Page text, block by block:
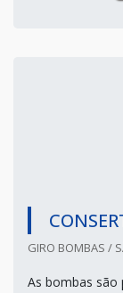
GIRO BOMBAS /
As bombas são